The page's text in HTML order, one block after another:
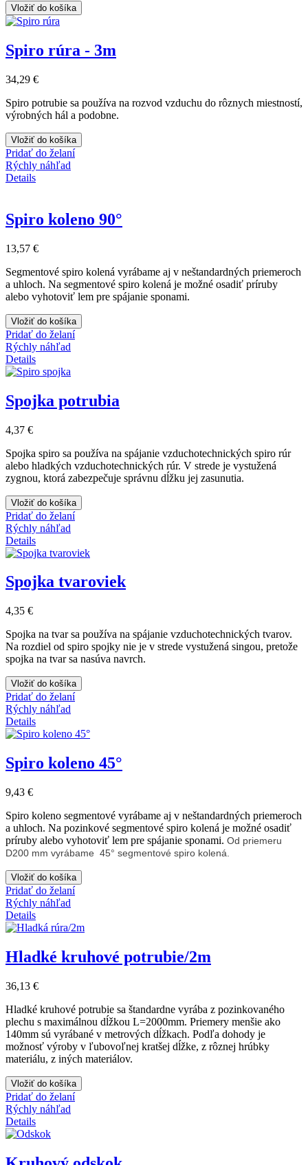
Vložiť do košíka
Spiro rúra - 3m
34,29 €
Spiro potrubie sa používa na rozvod vzduchu do rôznych miestností,
výrobných hál a podobne.
Vložiť do košíka
Pridať do želaní
Rýchly náhľad
Details
Spiro koleno 90°
13,57 €
Segmentové spiro kolená vyrábame aj v neštandardných priemeroch
a uhloch. Na segmentové spiro kolená je možné osadiť príruby
alebo vyhotoviť lem pre spájanie sponami.
Vložiť do košíka
Pridať do želaní
Rýchly náhľad
Details
Spojka potrubia
4,37 €
Spojka spiro sa používa na spájanie vzduchotechnických spiro rúr
alebo hladkých vzduchotechnických rúr. V strede je vystužená
zygnou, ktorá zabezpečuje správnu dĺžku jej zasunutia.
Vložiť do košíka
Pridať do želaní
Rýchly náhľad
Details
Spojka tvaroviek
4,35 €
Spojka na tvarsa používa na spájanie vzduchotechnických tvarov.
Na rozdiel od spiro spojky nie je v strede vystužená singou, pretože
spojka na tvar sa nasúva navrch.
Vložiť do košíka
Pridať do želaní
Rýchly náhľad
Details
Spiro koleno 45°
9,43 €
Spiro koleno segmentové vyrábame aj v neštandardných priemeroch
a uhloch. Na pozinkové segmentové spiro kolená je možné osadiť
príruby alebo vyhotoviť lem pre spájanie sponami. Od priemeru
D200 mm vyrábame 45° segmentové spiro kolená.
Vložiť do košíka
Pridať do želaní
Rýchly náhľad
Details
Hladké kruhové potrubie/2m
36,13 €
Hladké kruhové potrubie sa štandardne vyrába z pozinkovaného
plechu s maximálnou dĺžkou L=2000mm. Priemery menšie ako
140mm sú vyrábané v metrových dĺžkach. Podľa dohody je
možnosť výroby v ľubovoľnej kratšej dĺžke, z rôznej hrúbky
materiálu, z iných materiálov.
Vložiť do košíka
Pridať do želaní
Rýchly náhľad
Details